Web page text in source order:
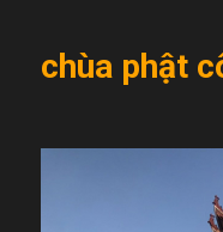
chùa phật